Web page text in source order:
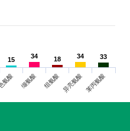
15
15 34
34 18
18 34
34 33
33
氨酸 缬氨酸 组氨酸 异亮氨酸苯丙氨酸